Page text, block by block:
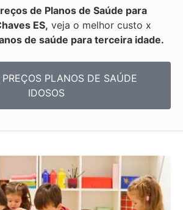
de Planos de Saúde para
ES, veja o melhor custo x
de saúde para terceira idade.
PLANOS DE SAÚDE
IDOSOS